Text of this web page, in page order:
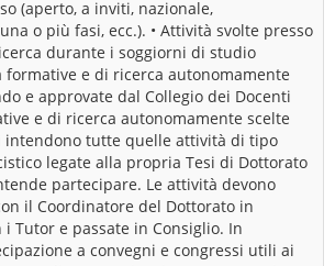
(aperto, a inviti, nazionale,
o più fasi, ecc.). • Attività svolte presso
durante i soggiorni di studio
formative e di ricerca autonomamente
e approvate dal Collegio dei Docenti
e di ricerca autonomamente scelte
intendono tutte quelle attività di tipo
legate alla propria Tesi di Dottorato
partecipare. Le attività devono
il Coordinatore del Dottorato in
Tutor e passate in Consiglio. In
a convegni e congressi utili ai